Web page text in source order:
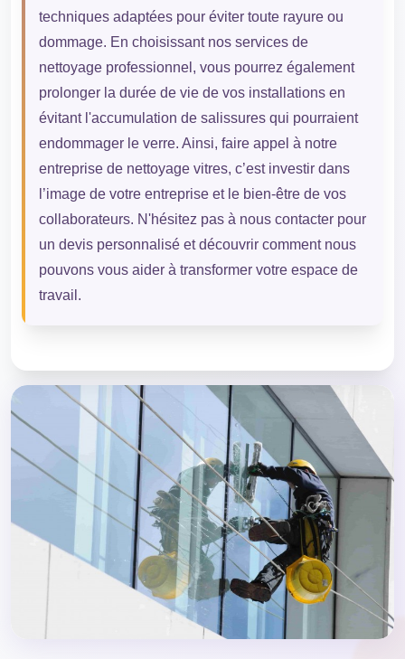
techniques adaptées pour éviter toute rayure ou
dommage. En choisissant nos services de
nettoyage professionnel, vous pourrez également
prolonger la durée de vie de vos installations en
évitant l'accumulation de salissures qui pourraient
endommager le verre. Ainsi, faire appel à notre
entreprise de nettoyage vitres, c’est investir dans
l’image de votre entreprise et le bien-être de vos
collaborateurs. N'hésitez pas à nous contacter pour
un devis personnalisé et découvrir comment nous
pouvons vous aider à transformer votre espace de
travail.